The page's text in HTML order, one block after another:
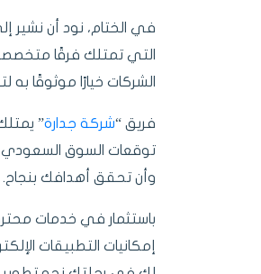
في الختام، نود أن نشير
التي تمتلك فرقًا
الشركات خيارًا موثوقًا
فريق “شركة جدارة”
توقعات السوق السعودي
وأن تحقق أهدافك بنجاح.
باستثمار في خدمات
إمكانيات التطبيقات